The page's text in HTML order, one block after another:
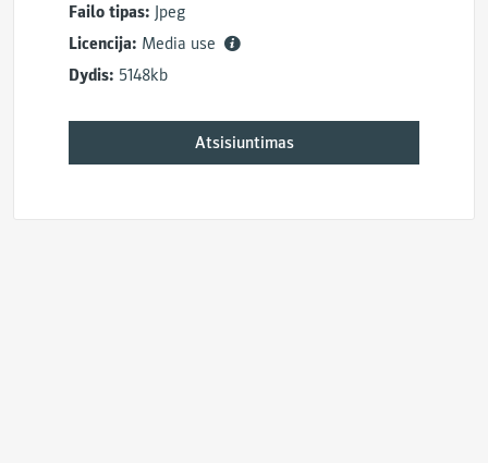
Failo tipas: Jpeg
Licencija: Media use
Dydis: 5148kb
Atsisiuntimas